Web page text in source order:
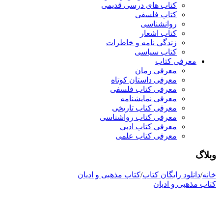
کتاب های درسی قدیمی
کتاب فلسفی
روانشناسی
کتاب اشعار
زندگی نامه و خاطرات
کتاب سیاسی
معرفی کتاب
معرفی رمان
معرفی داستان کوتاه
معرفی کتاب فلسفی
معرفی نمایشنامه
معرفی کتاب تاریخی
معرفی کتاب رواشناسی
معرفی کتاب ادبی
معرفی کتاب علمی
وبلاگ
خانه/دانلود رایگان کتاب/کتاب مذهبی و ادیان
کتاب مذهبی و ادیان